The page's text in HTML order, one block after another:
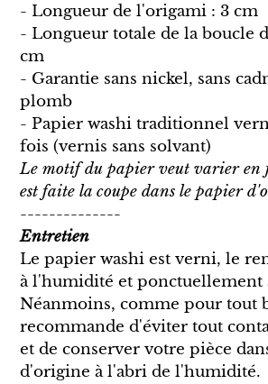
- Longueur de l'origami : 3 cm
- Longueur totale de la boucle
cm
- Garantie sans nickel, sans
plomb
- Papier washi traditionnel
fois (vernis sans solvant)
Le motif du papier veut varier en
est faite la coupe dans le papier
--------------
Entretien
Le papier washi est verni, le
à l'humidité et ponctuellement
Néanmoins, comme pour tout
recommande d'éviter tout
et de conserver votre pièce
d'origine à l'abri de l'humidité.